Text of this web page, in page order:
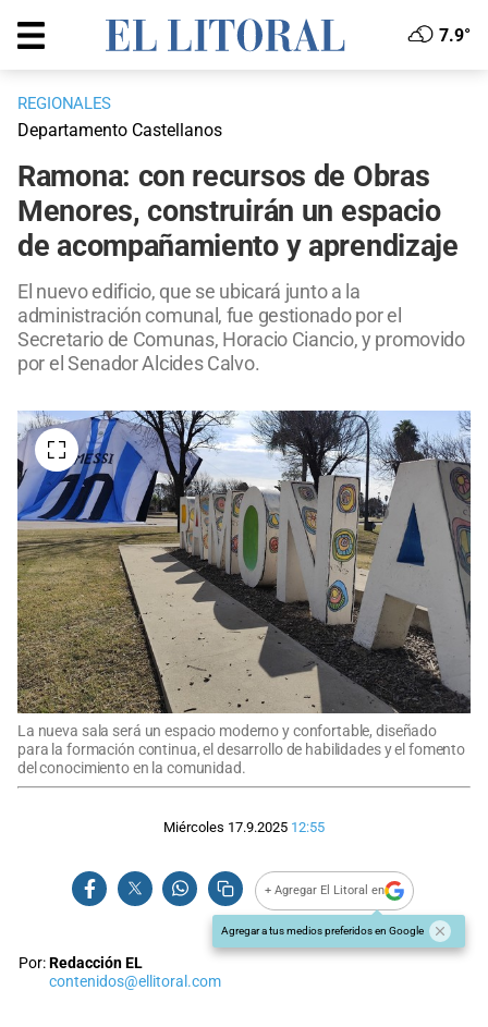
7.9°
REGIONALES
Departamento Castellanos
Ramona: con recursos de Obras
Menores, construirán un espacio
de acompañamiento y aprendizaje
El nuevo edificio, que se ubicará junto a la
administración comunal, fue gestionado por el
Secretario de Comunas, Horacio Ciancio, y promovido
por el Senador Alcides Calvo.
La nueva sala será un espacio moderno y confortable, diseñado
para la formación continua, el desarrollo de habilidades y el fomento
del conocimiento en la comunidad.
Miércoles 17.9.2025 12:55
+ Agregar El Litoral en
Agregar a tus medios preferidos en Google
Por:Redacción EL
contenidos@ellitoral.com